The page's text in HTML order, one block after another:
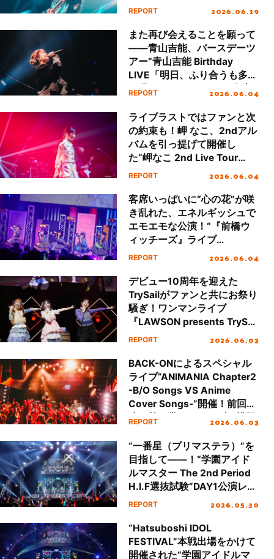
ポート
REPORT 2026.06.19
また再び会えることを願って
――青山吉能、バースデーツ
アー“青山吉能 Birthday
LIVE「明日、ふり合うも多生
の縁。」”のファイナル公演
REPORT 2026.06.04
ライブラストではファンと次
の約束も！岬 なこ、2ndアル
バムを引っ提げて開催し
た“岬なこ 2nd Live Tour
Reflection”レポート
REPORT 2026.06.04
客席いっぱいに“心の花”が咲
き乱れた、エネルギッシュで
エモエモな公演！“『前橋ウ
ィッチーズ』ライブ
STRAIGHT! REACH!!
レポート
REPORT 2026.06.04
デビュー10周年を迎えた
TrySailがファンと共にお祭り
騒ぎ！ワンマンライブ
『LAWSON presents TrySail
10th Anniversary Live 2026
REPORT 2026.06.03
BACK-ONによるスペシャル
ライブ“ANIMANIA Chapter2
-B/O Songs VS Anime
Cover Songs-”開催！前回を
凌ぐ熱を帯びたライブの模様
REPORT 2026.06.03
“一番星（プリマステラ）”を
目指して――！“学園アイド
ルマスター The 2nd Period
H.I.F選抜試験”DAY1公演レポ
ート
REPORT 2026.05.30
“Hatsuboshi IDOL
FESTIVAL”本戦出場をかけて
開催された“学園アイドルマ